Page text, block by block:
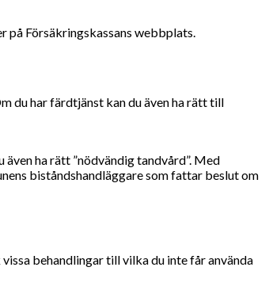
på Försäkringskassans webbplats.
du har färdtjänst kan du även ha rätt till
ha rätt ”nödvändig tandvård”. Med
biståndshandläggare som fattar beslut om
behandlingar till vilka du inte får använda